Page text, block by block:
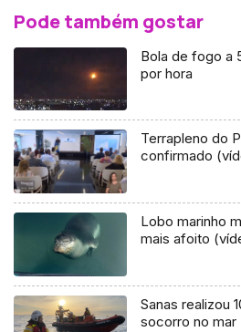
Pode também gostar
Bola de fogo a
por hora
Terrapleno do
confirmado
Lobo marinho
mais afoito
Sanas realizou
socorro no mar